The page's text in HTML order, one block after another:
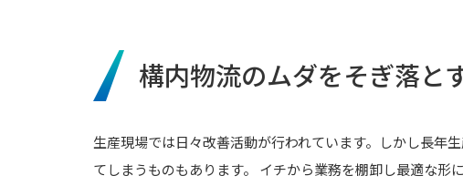
構内物流のムダをそぎ落と
生産現場では日々改善活動が行われています。しかし長年
てしまうものもあります。 イチから業務を棚卸し最適な